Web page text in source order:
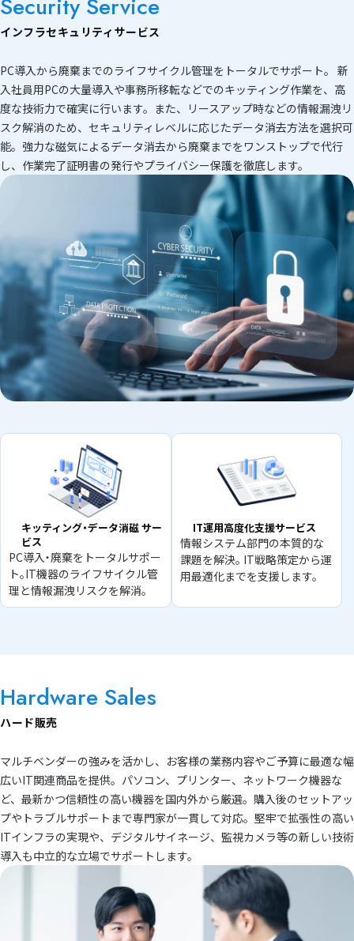
Security Service
インフラセキュリティサービス
PC導入から廃棄までのライフサイクル管理をトータルでサポート。 新
入社員用PCの大量導入や事務所移転などでのキッティング作業を、高
度な技術力で確実に行います。また、リースアップ時などの情報漏洩リ
スク解消のため、セキュリティレベルに応じたデータ消去方法を選択可
能。強力な磁気によるデータ消去から廃棄までをワンストップで代行
し、作業完了証明書の発行やプライバシー保護を徹底します。
キッティング・データ消磁 サー
ビス
PC導入・廃棄をトータルサポー
ト。IT機器のライフサイクル管
理と情報漏洩リスクを解消。
IT運用高度化支援サービス
情報システム部門の本質的な
課題を解決。 IT戦略策定から運
用最適化までを支援します。
Hardware Sales
ハード販売
マルチベンダーの強みを活かし、お客様の業務内容やご予算に最適な幅
広いIT関連商品を提供。パソコン、プリンター、ネットワーク機器な
ど、最新かつ信頼性の高い機器を国内外から厳選。購入後のセットアッ
プやトラブルサポートまで専門家が一貫して対応。堅牢で拡張性の高い
ITインフラの実現や、デジタルサイネージ、監視カメラ等の新しい技術
導入も中立的な立場でサポートします。